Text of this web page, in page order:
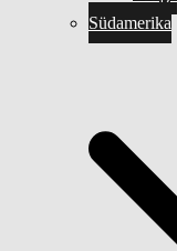
Südamerika